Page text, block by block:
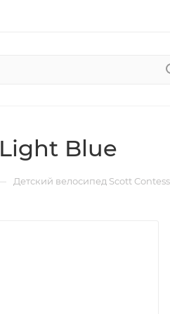
Blue
Детский велосипед Scott